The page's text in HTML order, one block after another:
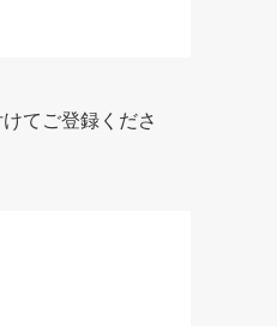
てご登録くださ